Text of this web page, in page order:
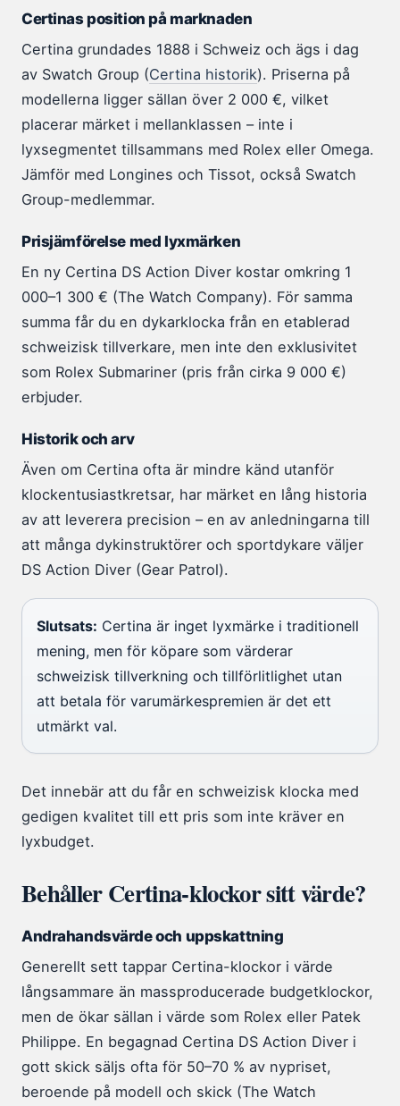
Certinas position på marknaden
Certina grundades 1888 i Schweiz och ägs i dag
av Swatch Group (Certina historik). Priserna på
modellerna ligger sällan över 2 000 €, vilket
placerar märket i mellanklassen – inte i
lyxsegmentet tillsammans med Rolex eller Omega.
Jämför med Longines och Tissot, också Swatch
Group-medlemmar.
Prisjämförelse med lyxmärken
En ny Certina DS Action Diver kostar omkring 1
000–1 300 € (The Watch Company). För samma
summa får du en dykarklocka från en etablerad
schweizisk tillverkare, men inte den exklusivitet
som Rolex Submariner (pris från cirka 9 000 €)
erbjuder.
Historik och arv
Även om Certina ofta är mindre känd utanför
klockentusiastkretsar, har märket en lång historia
av att leverera precision – en av anledningarna till
att många dykinstruktörer och sportdykare väljer
DS Action Diver (Gear Patrol).
Slutsats: Certina är inget lyxmärke i traditionell
mening, men för köpare som värderar
schweizisk tillverkning och tillförlitlighet utan
att betala för varumärkespremien är det ett
utmärkt val.
Det innebär att du får en schweizisk klocka med
gedigen kvalitet till ett pris som inte kräver en
lyxbudget.
Behåller Certina-klockor sitt värde?
Andrahandsvärde och uppskattning
Generellt sett tappar Certina-klockor i värde
långsammare än massproducerade budgetklockor,
men de ökar sällan i värde som Rolex eller Patek
Philippe. En begagnad Certina DS Action Diver i
gott skick säljs ofta för 50–70 % av nypriset,
beroende på modell och skick (The Watch